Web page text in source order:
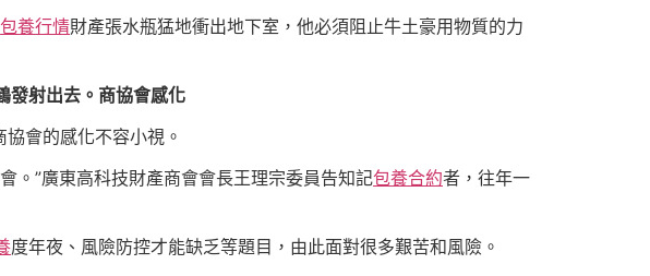
包養行情財產張水瓶猛地衝出地下室，他必須阻止牛土豪用物質的力
發射出去。商協會感化
協會的感化不容小視。
。”廣東高科技財產商會會長王理宗委員告知記包養合約者，往年一
度年夜、風險防控才能缺乏等題目，由此面對很多艱苦和風險。